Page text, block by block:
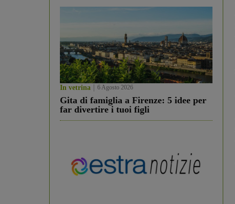
In vetrina 6 Agosto 2026
Gita di famiglia a Firenze: 5 idee per
far divertire i tuoi figli